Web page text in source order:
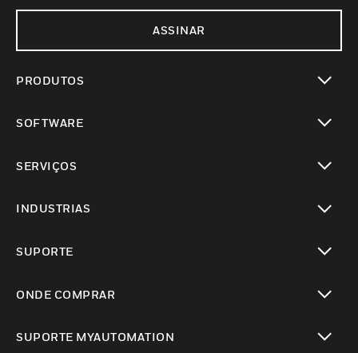
ASSINAR
PRODUTOS
SOFTWARE
SERVIÇOS
INDUSTRIAS
SUPORTE
ONDE COMPRAR
SUPORTE MYAUTOMATION